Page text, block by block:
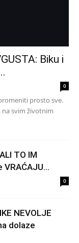
Biku i
0
prosto sve.
na svim životnim
TO IM
VRAĆAJU...
0
NEVOLJE
dolaze